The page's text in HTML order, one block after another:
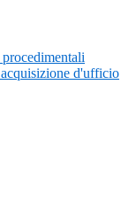
d'ufficio